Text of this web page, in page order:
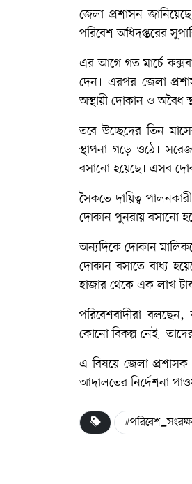
জেলা প্রশাসন
পরিবেশ অধিদপ্তরের
এর আগে গত মার্চে
দেন। এরপর জেলা
অস্থায়ী দোকান ও অবৈধ
তবে উচ্ছেদের তিন
স্থাপনা গড়ে ওঠে।
বসানো হয়েছে। এসব
সৈকতে দায়িত্ব
দোকান পুনরায় বসানো
অন্যদিকে দোকান
দোকান বসাতে বাধ্য
হাজার থেকে এক লাখ
পরিবেশবাদীরা
কোনো বিকল্প নেই।
এ বিষয়ে জেলা প্রশাসক
আদালতের নির্দেশনা